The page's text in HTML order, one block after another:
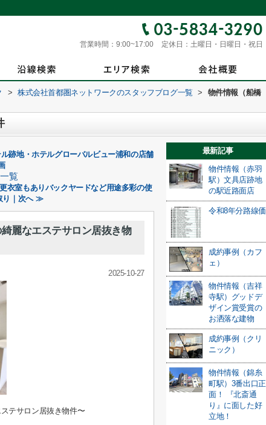
営業時間： 9:00~17:00 定休日： 土曜日・日曜日・祝日
> 株式会社首都圏ネットワークのスタッフブログ一覧 >
物件情報（船橋
跡地・ホテルグローバルビュー浦和の店舗
覧
衣室もありバックヤードなど用途多彩の使
り｜次へ ≫
麗なエステサロン居抜き物
2025-10-27
テサロン居抜き物件〜
最新記事
物件情報（赤羽
駅）文具店跡地
の駅近路面店
令和8年分路線価
成約事例（カフ
ェ）
物件情報（吉祥
寺駅）グッドデ
ザイン賞受賞の
お洒落な建物
成約事例（クリ
ニック）
物件情報（錦糸
町駅）3番出口正
面！ 『北斎通
り』に面した好
立地！